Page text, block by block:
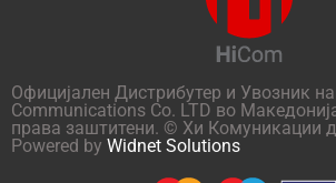
Официјален Дистрибутер и Увозник
Communications Co. LTD во
права заштитени. © Хи Комуникации
Powered by Widnet Solutions